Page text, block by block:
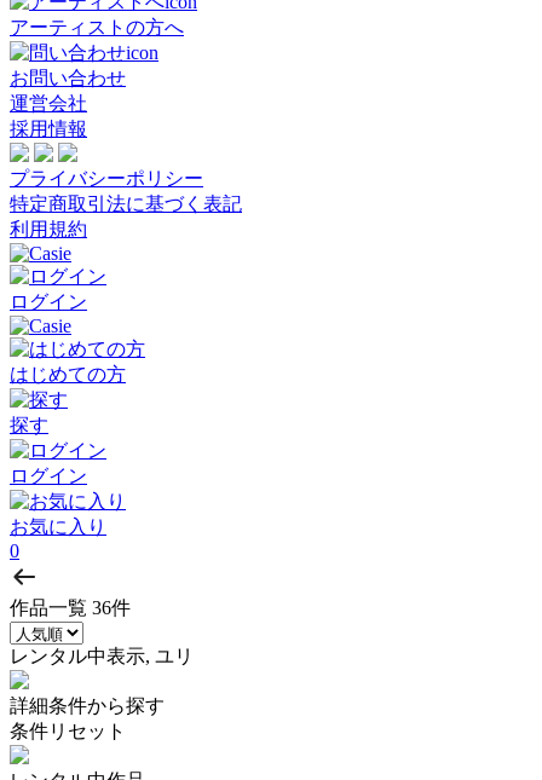
アーティストの方へ
お問い合わせ
運営会社
採用情報
プライバシーポリシー
特定商取引法に基づく表記
利用規約
ログイン
はじめての方
探す
ログイン
お気に入り
0
作品一覧 36件
レンタル中表示, ユリ
詳細条件から探す
条件リセット